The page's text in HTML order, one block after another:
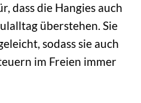
dass die Hangies auch
überstehen. Sie
sodass sie auch
im Freien immer